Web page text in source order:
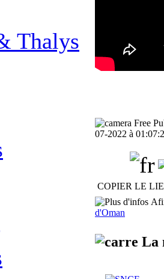
Free
07-2022 à
COPIER LE
d'Oman
La